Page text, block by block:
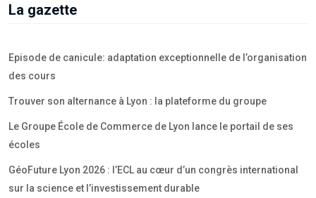
La gazette
Episode de canicule: adaptation exceptionnelle de l’organisation
des cours
Trouver son alternance à Lyon : la plateforme du groupe
Le Groupe École de Commerce de Lyon lance le portail de ses
écoles
GéoFuture Lyon 2026 : l’ECL au cœur d’un congrès international
sur la science et l’investissement durable